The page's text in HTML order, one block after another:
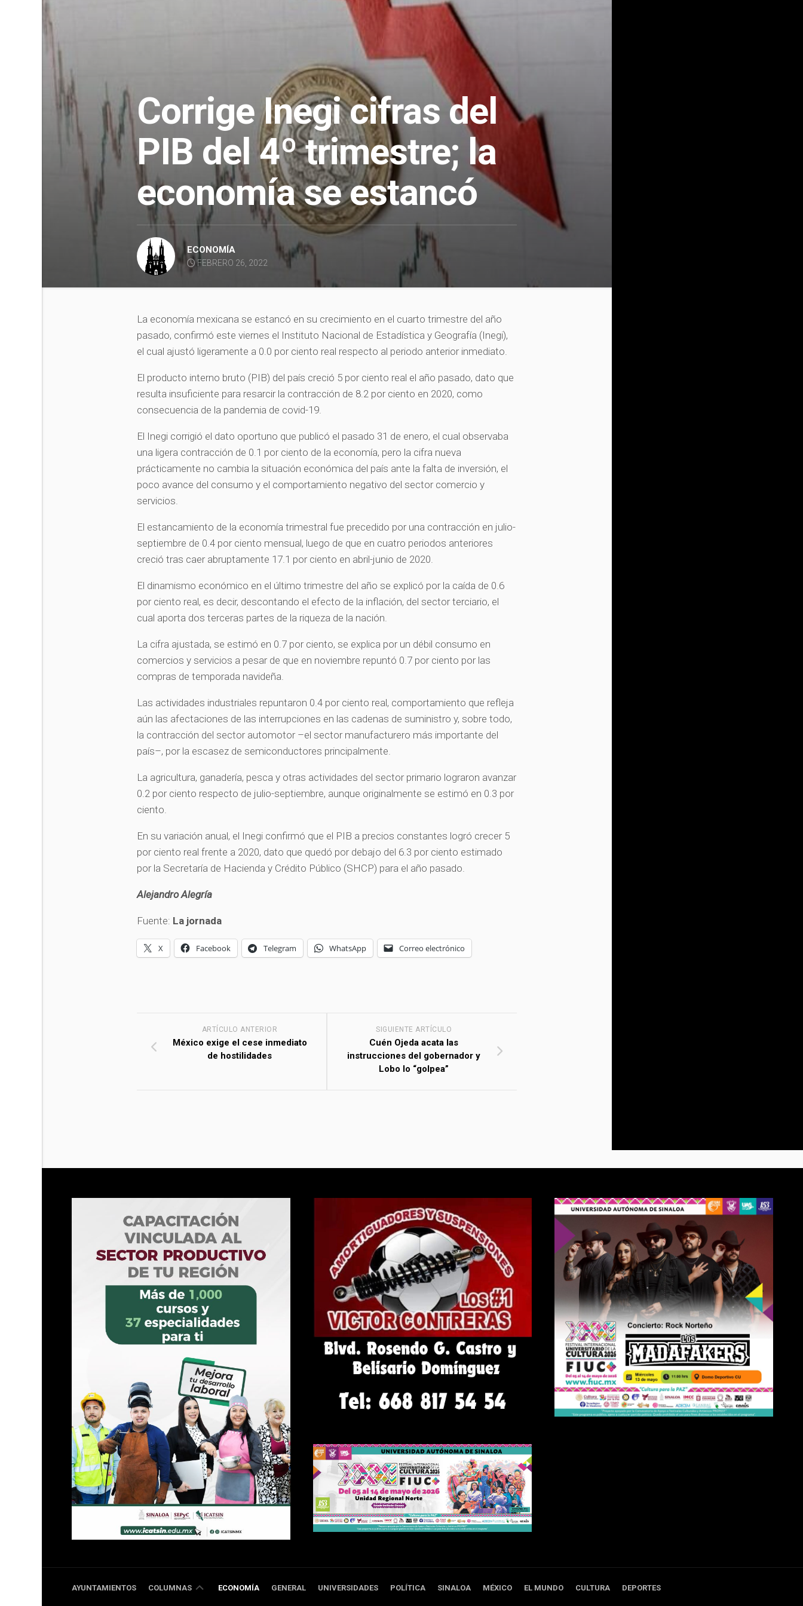
Corrige Inegi cifras del
PIB del 4º trimestre; la
economía se estancó
ECONOMÍA
FEBRERO 26, 2022
La economía mexicana se estancó en su crecimiento en el cuarto trimestre del año
pasado, confirmó este viernes el Instituto Nacional de Estadística y Geografía (Inegi),
el cual ajustó ligeramente a 0.0 por ciento real respecto al periodo anterior inmediato.
El producto interno bruto (PIB) del país creció 5 por ciento real el año pasado, dato que
resulta insuficiente para resarcir la contracción de 8.2 por ciento en 2020, como
consecuencia de la pandemia de covid-19.
El Inegi corrigió el dato oportuno que publicó el pasado 31 de enero, el cual observaba
una ligera contracción de 0.1 por ciento de la economía, pero la cifra nueva
prácticamente no cambia la situación económica del país ante la falta de inversión, el
poco avance del consumo y el comportamiento negativo del sector comercio y
servicios.
El estancamiento de la economía trimestral fue precedido por una contracción en julio-
septiembre de 0.4 por ciento mensual, luego de que en cuatro periodos anteriores
creció tras caer abruptamente 17.1 por ciento en abril-junio de 2020.
El dinamismo económico en el último trimestre del año se explicó por la caída de 0.6
por ciento real, es decir, descontando el efecto de la inflación, del sector terciario, el
cual aporta dos terceras partes de la riqueza de la nación.
La cifra ajustada, se estimó en 0.7 por ciento, se explica por un débil consumo en
comercios y servicios a pesar de que en noviembre repuntó 0.7 por ciento por las
compras de temporada navideña.
Las actividades industriales repuntaron 0.4 por ciento real, comportamiento que refleja
aún las afectaciones de las interrupciones en las cadenas de suministro y, sobre todo,
la contracción del sector automotor –el sector manufacturero más importante del
país–, por la escasez de semiconductores principalmente.
La agricultura, ganadería, pesca y otras actividades del sector primario lograron avanzar
0.2 por ciento respecto de julio-septiembre, aunque originalmente se estimó en 0.3 por
ciento.
En su variación anual, el Inegi confirmó que el PIB a precios constantes logró crecer 5
por ciento real frente a 2020, dato que quedó por debajo del 6.3 por ciento estimado
por la Secretaría de Hacienda y Crédito Público (SHCP) para el año pasado.
Alejandro Alegría
Fuente: La jornada
X Facebook Telegram WhatsApp Correo electrónico
SIGUIENTE ARTÍCULO
Cuén Ojeda acata las
instrucciones del gobernador y
Lobo lo “golpea”
ARTÍCULO ANTERIOR
México exige el cese inmediato
de hostilidades
AYUNTAMIENTOS COLUMNAS
RR
ECONOMÍA GENERAL UNIVERSIDADES POLÍTICA SINALOA MÉXICO EL MUNDO CULTURA DEPORTES